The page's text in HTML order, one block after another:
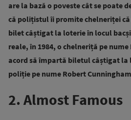
are la bază o poveste cât se poate
că polițistul îi promite chelneriței
bilet câștigat la loterie în locul
reale, în 1984, o chelneriță pe
acord să împartă biletul câștigat la
poliție pe nume Robert
2. Almost Famous